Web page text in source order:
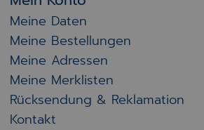
Meine Daten
Meine Bestellungen
Meine Adressen
Meine Merklisten
Rücksendung & Reklamation
Kontakt